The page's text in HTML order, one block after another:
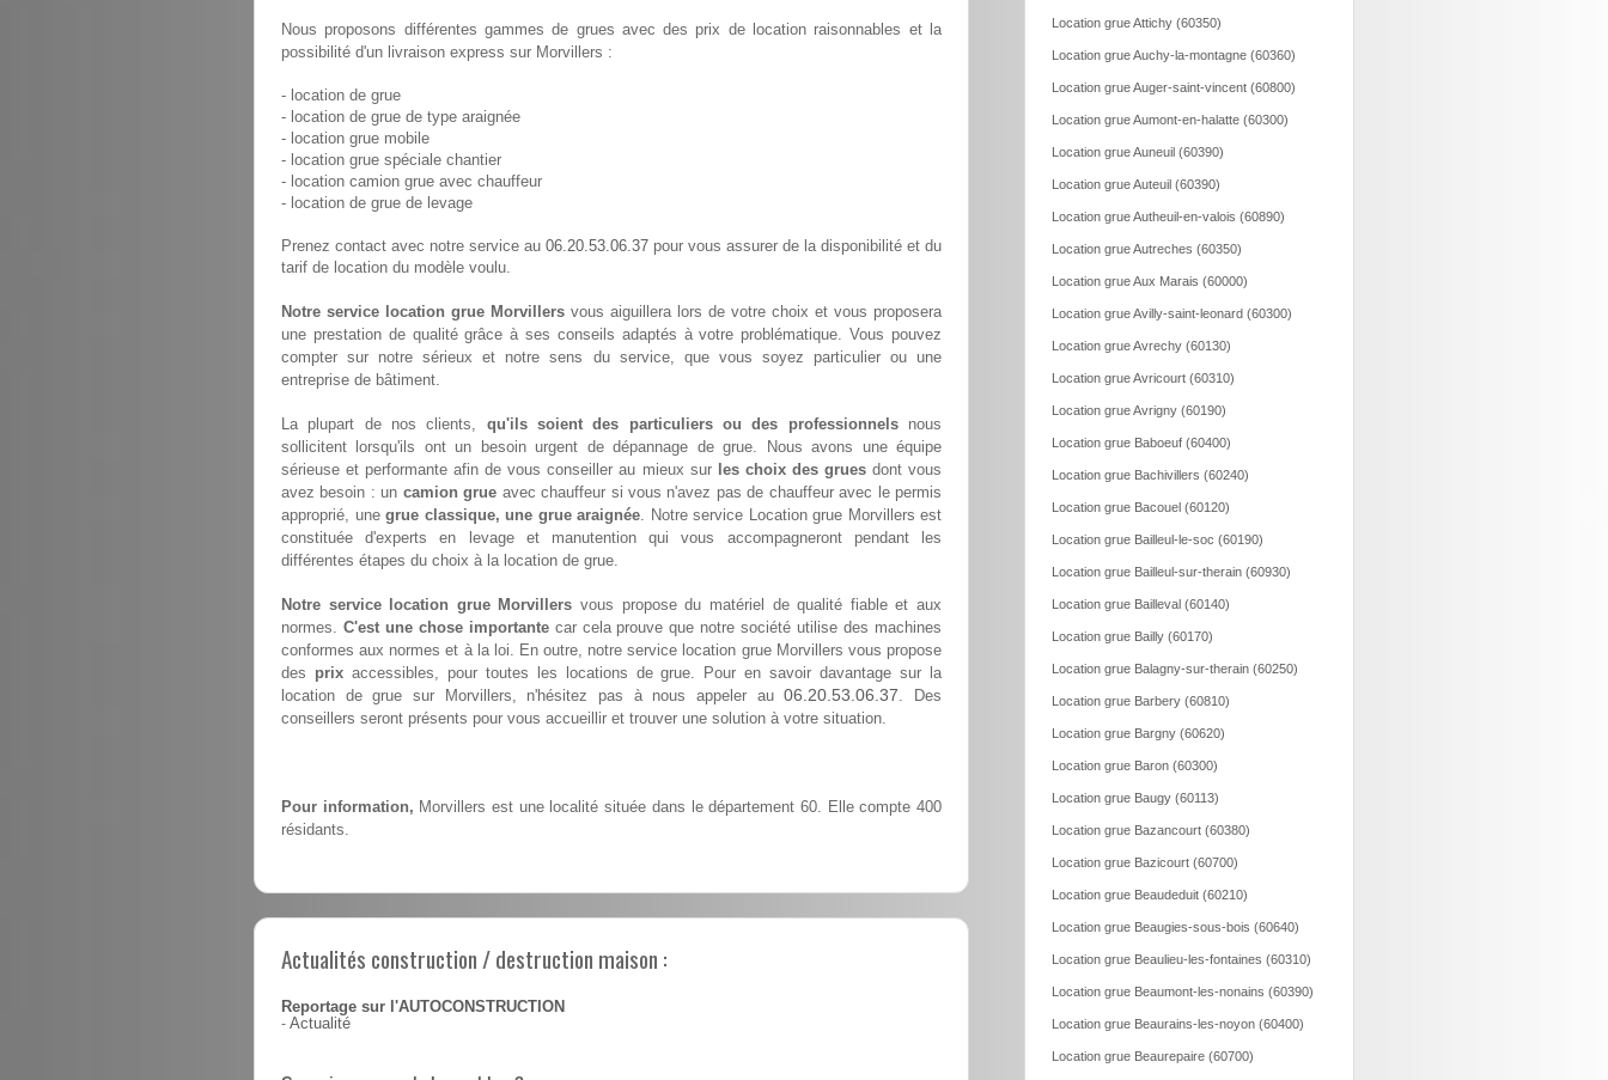
Nous proposons différentes gammes de grues avec des prix de location raisonnables et la
possibilité d'un livraison express sur Morvillers :
- location de grue
- location de grue de type araignée
- location grue mobile
- location grue spéciale chantier
- location camion grue avec chauffeur
- location de grue de levage
Prenez contact avec notre service au 06.20.53.06.37 pour vous assurer de la disponibilité et du
tarif de location du modèle voulu.
Notre service location grue Morvillers vous aiguillera lors de votre choix et vous proposera
une prestation de qualité grâce à ses conseils adaptés à votre problématique. Vous pouvez
compter sur notre sérieux et notre sens du service, que vous soyez particulier ou une
entreprise de bâtiment.
La plupart de nos clients, qu'ils soient des particuliers ou des professionnelsnous
sollicitent lorsqu'ils ont un besoin urgent de dépannage de grue. Nous avons une équipe
sérieuse et performante afin de vous conseiller au mieux sur les choix des gruesdont vous
avez besoin : un camion grue avec chauffeur si vous n'avez pas de chauffeur avec le permis
approprié, une grue classique, une grue araignée. Notre service Location grue Morvillers est
constituée d'experts en levage et manutention qui vous accompagneront pendant les
différentes étapes du choix à la location de grue.
Notre service location grue Morvillers vous propose du matériel de qualité fiable et aux
normes. C'est une chose importantecar cela prouve que notre société utilise des machines
conformes aux normes et à la loi. En outre, notre service location grue Morvillers vous propose
des prixaccessibles, pour toutes les locations de grue. Pour en savoir davantage sur la
location de grue sur Morvillers, n'hésitez pas à nous appeler au06.20.53.06.37. Des
conseillers seront présents pour vous accueillir et trouver une solution à votre situation.
Pour information, Morvillers est une localité située dans le département 60. Elle compte 400
résidants.
Actualités construction / destruction maison :
Reportage sur l'AUTOCONSTRUCTION
- Actualité
Location grue Attichy (60350)
Location grue Auchy-la-montagne (60360)
Location grue Auger-saint-vincent (60800)
Location grue Aumont-en-halatte (60300)
Location grue Auneuil (60390)
Location grue Auteuil (60390)
Location grue Autheuil-en-valois (60890)
Location grue Autreches (60350)
Location grue Aux Marais (60000)
Location grue Avilly-saint-leonard (60300)
Location grue Avrechy (60130)
Location grue Avricourt (60310)
Location grue Avrigny (60190)
Location grue Baboeuf (60400)
Location grue Bachivillers (60240)
Location grue Bacouel (60120)
Location grue Bailleul-le-soc (60190)
Location grue Bailleul-sur-therain (60930)
Location grue Bailleval (60140)
Location grue Bailly (60170)
Location grue Balagny-sur-therain (60250)
Location grue Barbery (60810)
Location grue Bargny (60620)
Location grue Baron (60300)
Location grue Baugy (60113)
Location grue Bazancourt (60380)
Location grue Bazicourt (60700)
Location grue Beaudeduit (60210)
Location grue Beaugies-sous-bois (60640)
Location grue Beaulieu-les-fontaines (60310)
Location grue Beaumont-les-nonains (60390)
Location grue Beaurains-les-noyon (60400)
Location grue Beaurepaire (60700)